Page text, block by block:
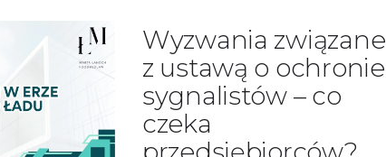
Wyzwania związane
z ustawą o ochronie
sygnalistów – co
czeka